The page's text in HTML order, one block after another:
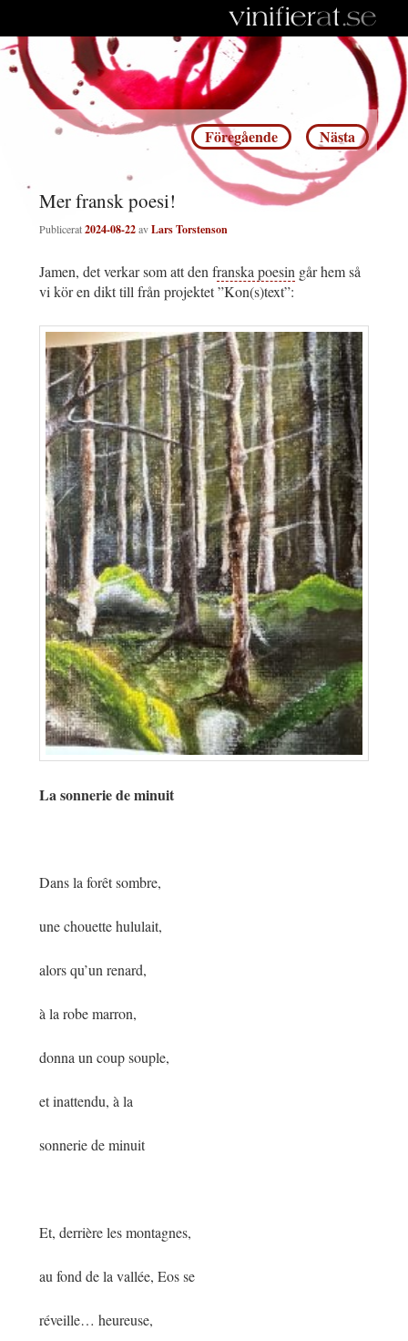
Inläggsnavigering
Föregående Nästa
Mer fransk poesi!
Publicerat2024-08-22avLars Torstenson
Jamen, det verkar som att den franska poesin går hem så
vi kör en dikt till från projektet ”Kon(s)text”:
La sonnerie de minuit
Dans la forêt sombre,
une chouette hululait,
alors qu’un renard,
à la robe marron,
donna un coup souple,
et inattendu, à la
sonnerie de minuit
Et, derrière les montagnes,
au fond de la vallée, Eos se
réveille… heureuse,